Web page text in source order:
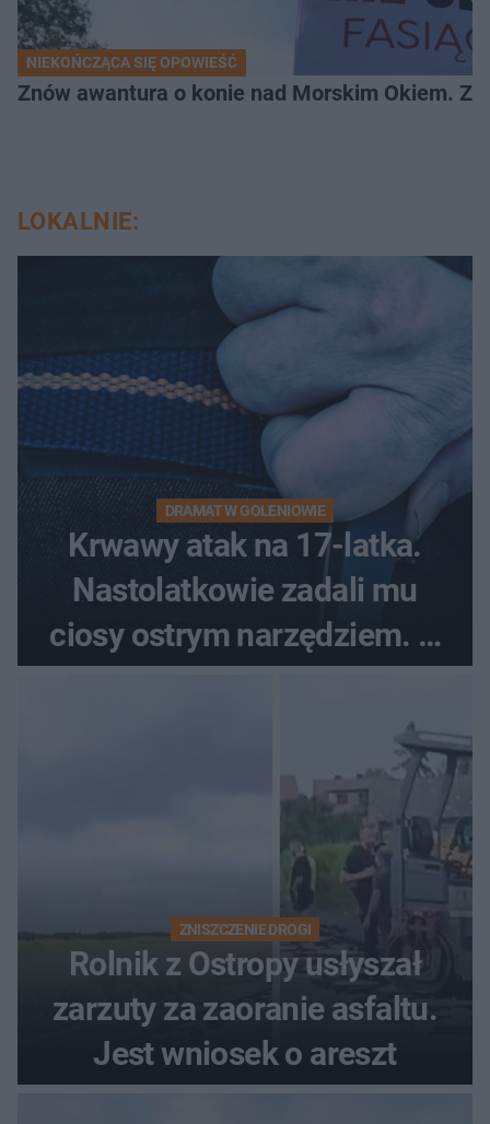
NIEKOŃCZĄCA SIĘ OPOWIEŚĆ
Znów awantura o konie nad Morskim Okiem.
LOKALNIE:
DRAMAT W GOLENIOWIE
Krwawy atak na 17-latka.
Nastolatkowie zadali mu
ciosy ostrym narzędziem. O
ZNISZCZENIE DROGI
Rolnik z Ostropy usłyszał
zarzuty za zaoranie asfaltu.
Jest wniosek o areszt